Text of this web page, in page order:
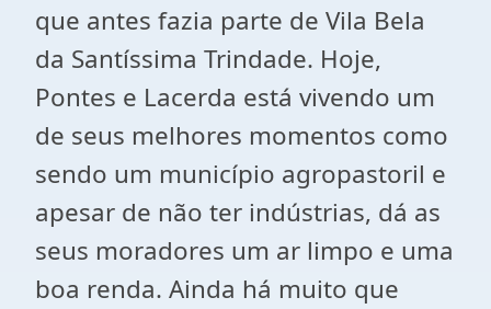
que antes fazia parte de Vila Bela
da Santíssima Trindade. Hoje,
Pontes e Lacerda está vivendo um
de seus melhores momentos como
sendo um município agropastoril e
apesar de não ter indústrias, dá as
seus moradores um ar limpo e uma
boa renda. Ainda há muito que